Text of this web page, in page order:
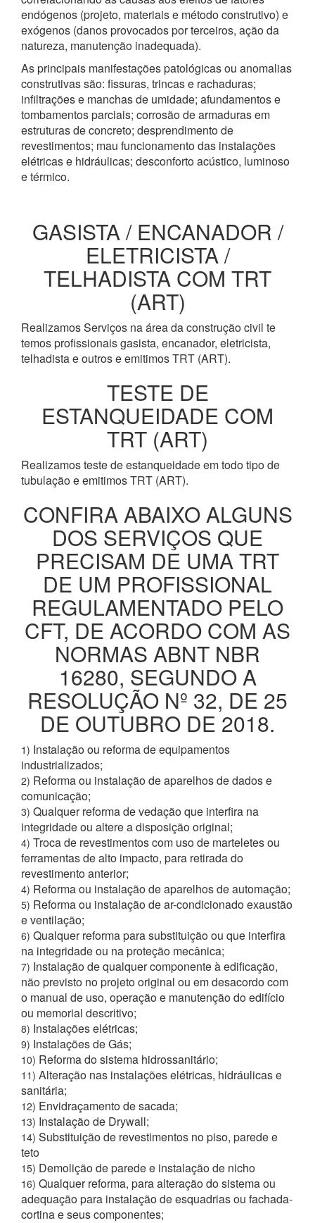
endógenos (projeto, materiais e método construtivo) e
exógenos (danos provocados por terceiros, ação da
natureza, manutenção inadequada).
As principais manifestações patológicas ou anomalias
construtivas são: fissuras, trincas e rachaduras;
infiltrações e manchas de umidade; afundamentos e
tombamentos parciais; corrosão de armaduras em
estruturas de concreto; desprendimento de
revestimentos; mau funcionamento das instalações
elétricas e hidráulicas; desconforto acústico, luminoso
e térmico.
GASISTA / ENCANADOR /
ELETRICISTA /
TELHADISTA COM TRT
(ART)
Realizamos Serviços na área da construção civil te
temos profissionais gasista, encanador, eletricista,
telhadista e outros e emitimos TRT (ART).
TESTE DE
ESTANQUEIDADE COM
TRT (ART)
Realizamos teste de estanqueidade em todo tipo de
tubulação e emitimos TRT (ART).
CONFIRA ABAIXO ALGUNS
DOS SERVIÇOS QUE
PRECISAM DE UMA TRT
DE UM PROFISSIONAL
REGULAMENTADO PELO
CFT, DE ACORDO COM AS
NORMAS ABNT NBR
16280, SEGUNDO A
RESOLUÇÃO Nº 32, DE 25
DE OUTUBRO DE 2018.
1) Instalação ou reforma de equipamentos
industrializados;
2) Reforma ou instalação de aparelhos de dados e
comunicação;
3) Qualquer reforma de vedação que interfira na
integridade ou altere a disposição original;
4) Troca de revestimentos com uso de marteletes ou
ferramentas de alto impacto, para retirada do
revestimento anterior;
4) Reforma ou instalação de aparelhos de automação;
5) Reforma ou instalação de ar-condicionado exaustão
e ventilação;
6) Qualquer reforma para substituição ou que interfira
na integridade ou na proteção mecânica;
7) Instalação de qualquer componente à edificação,
não previsto no projeto original ou em desacordo com
o manual de uso, operação e manutenção do edifício
ou memorial descritivo;
8) Instalações elétricas;
9) Instalações de Gás;
10) Reforma do sistema hidrossanitário;
11) Alteração nas instalações elétricas, hidráulicas e
sanitária;
12) Envidraçamento de sacada;
13) Instalação de Drywall;
14) Substituição de revestimentos no piso, parede e
teto
15) Demolição de parede e instalação de nicho
16) Qualquer reforma, para alteração do sistema ou
adequação para instalação de esquadrias ou fachada-
cortina e seus componentes;